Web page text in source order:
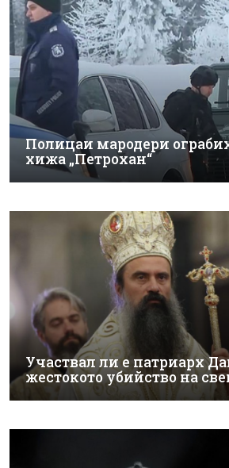
Полицаи мародери
хижа „Петрохан“
Участвал ли е патриарх
жестокото убийство на